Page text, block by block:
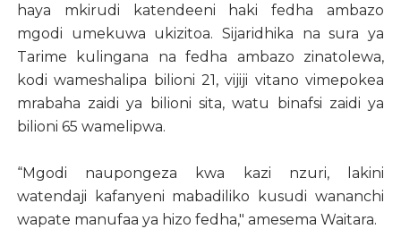
haya mkirudi katendeeni haki fedha ambazo
mgodi umekuwa ukizitoa. Sijaridhika na sura ya
Tarime kulingana na fedha ambazo zinatolewa,
kodi wameshalipa bilioni 21, vijiji vitano vimepokea
mrabaha zaidi ya bilioni sita, watu binafsi zaidi ya
bilioni 65 wamelipwa.
“Mgodi naupongeza kwa kazi nzuri, lakini
watendaji kafanyeni mabadiliko kusudi wananchi
wapate manufaa ya hizo fedha," amesema Waitara.